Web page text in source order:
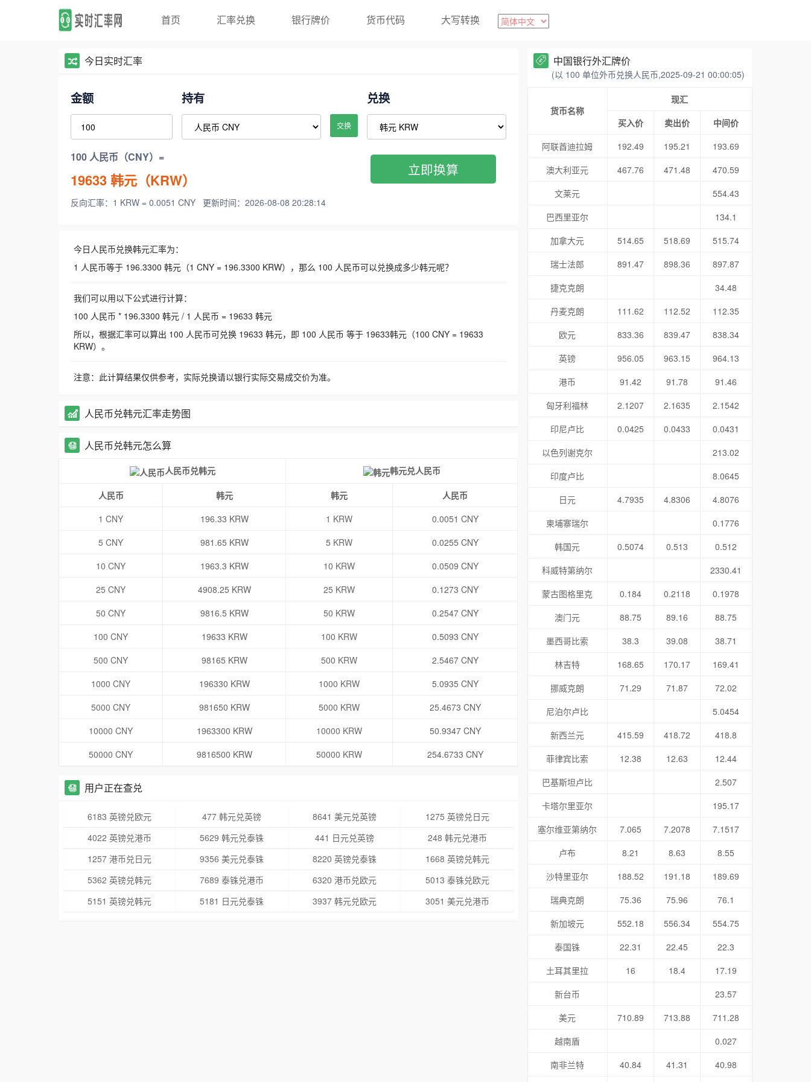
首页 汇率兑换 银行牌价 货币代码 大写转换
今日实时汇率
金额 持有
交换
兑换
100 人民币（CNY）=
19633韩元（KRW）
反向汇率：1 KRW = 0.0051 CNY 更新时间：2026-08-08 20:28:14
立即换算
今日人民币兑换韩元汇率为：
1 人民币等于 196.3300 韩元（1 CNY = 196.3300 KRW），那么 100 人民币可以兑换成多少韩元呢？
我们可以用以下公式进行计算：
100 人民币 * 196.3300 韩元 / 1 人民币 = 19633 韩元
所以，根据汇率可以算出 100 人民币可兑换 19633 韩元，即 100 人民币 等于 19633韩元（100 CNY = 19633
KRW）。
注意：此计算结果仅供参考，实际兑换请以银行实际交易成交价为准。
人民币兑韩元汇率走势图
人民币兑韩元怎么算
人民币兑韩元 韩元兑人民币
人民币 韩元 韩元
人民币
1 CNY
196.33 KRW 1 KRW
0.0051 CNY
5 CNY
981.65 KRW 5 KRW
0.0255 CNY
10 CNY
1963.3 KRW 10 KRW
0.0509 CNY
25 CNY
4908.25 KRW 25 KRW
0.1273 CNY
50 CNY
9816.5 KRW 50 KRW
0.2547 CNY
100 CNY
19633 KRW 100 KRW
0.5093 CNY
500 CNY
98165 KRW 500 KRW
2.5467 CNY
1000 CNY
196330 KRW 1000 KRW
5.0935 CNY
5000 CNY
981650 KRW 5000 KRW
25.4673 CNY
10000 CNY
1963300 KRW 10000 KRW
50.9347 CNY
50000 CNY
9816500 KRW 50000 KRW 254.6733 CNY
用户正在查兑
6183 英镑兑欧元 477 韩元兑英镑 8641 美元兑英镑
1275 英镑兑日元
4022 英镑兑港币
5629 韩元兑泰铢 441 日元兑英镑
248 韩元兑港币
1257 港币兑日元
9356 美元兑泰铢 8220 英镑兑泰铢
1668 英镑兑韩元
5362 英镑兑韩元
7689 泰铢兑港币 6320 港币兑欧元
5013 泰铢兑欧元
5151 英镑兑韩元
5181 日元兑泰铢 3937 韩元兑欧元 3051 美元兑港币
中国银行外汇牌价
(以 100 单位外币兑换人民币,2025-09-21 00:00:05)
货币名称
现汇
买入价
卖出价
中间价
阿联酋迪拉姆
192.49 195.21
193.69
澳大利亚元
467.76 471.48
470.59
文莱元
554.43
巴西里亚尔
134.1
加拿大元
514.65 518.69
515.74
瑞士法郎
891.47 898.36
897.87
捷克克朗
34.48
丹麦克朗
111.62 112.52
112.35
欧元
833.36 839.47
838.34
英镑
956.05 963.15
964.13
港币
91.42 91.78
91.46
匈牙利福林
2.1207 2.1635
2.1542
印尼卢比
0.0425 0.0433
0.0431
以色列谢克尔
213.02
印度卢比
8.0645
日元
4.7935 4.8306
4.8076
柬埔寨瑞尔
0.1776
韩国元
0.5074 0.513
0.512
科威特第纳尔
2330.41
蒙古图格里克
0.184 0.2118
0.1978
澳门元
88.75 89.16
88.75
墨西哥比索
38.3 39.08
38.71
林吉特
168.65 170.17
169.41
挪威克朗
71.29 71.87
72.02
尼泊尔卢比
5.0454
新西兰元
415.59 418.72
418.8
菲律宾比索
12.38 12.63
12.44
巴基斯坦卢比
2.507
卡塔尔里亚尔
195.17
塞尔维亚第纳尔
7.065 7.2078
7.1517
卢布
8.21 8.63
8.55
沙特里亚尔
188.52 191.18
189.69
瑞典克朗
75.36 75.96
76.1
新加坡元
552.18 556.34
554.75
泰国铢
22.31 22.45
22.3
土耳其里拉
16 18.4
17.19
新台币
23.57
美元
710.89 713.88
711.28
越南盾
0.027
南非兰特
40.84 41.31 40.98